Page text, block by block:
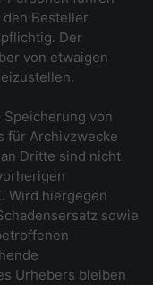
den Besteller
Der
von etwaigen
von
für Archivzwecke
Dritte sind nicht
Wird hiergegen
sowie
Urhebers bleiben